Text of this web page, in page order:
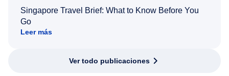
Singapore Travel Brief: What to Know Before You
Go
Leer más
Ver todo publicaciones